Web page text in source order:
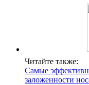
Читайте также:
Самые
заложенности